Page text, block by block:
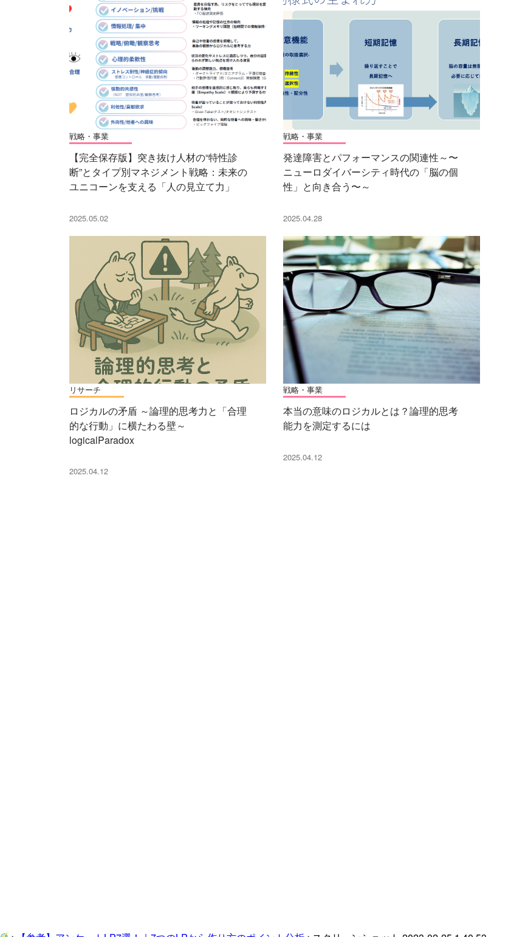
戦略・事業
【完全保存版】突き抜け人材の“特性診
断”とタイプ別マネジメント戦略：未来の
ユニコーンを支える「人の見立て力」
2025.05.02
戦略・事業
発達障害とパフォーマンスの関連性～〜
ニューロダイバーシティ時代の「脳の個
性」と向き合う〜～
2025.04.28
リサーチ
ロジカルの矛盾 ～論理的思考力と「合理
的な行動」に横たわる壁～
logicalParadox
2025.04.12
戦略・事業
本当の意味のロジカルとは？論理的思考
能力を測定するには
2025.04.12